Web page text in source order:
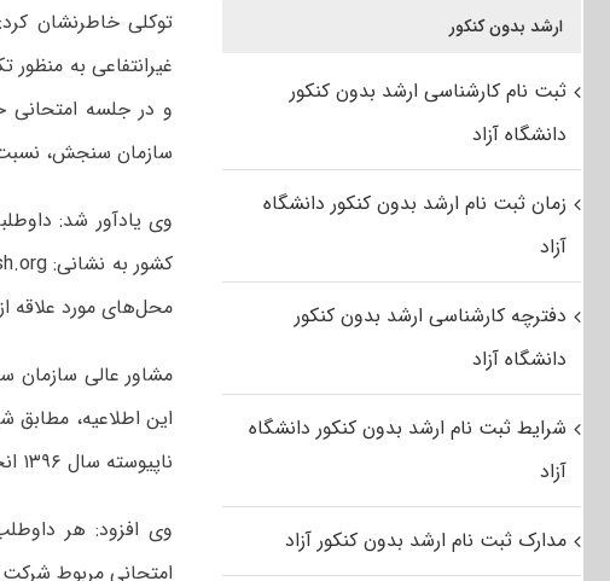
توکلی خاطرنشان
غیرانتفاعی به
سازمان سنجش، نسبت
وی یادآور شد:
محل‌های مورد علاقه
مشاور عالی
ناپیوسته‌ سال‌ ۱۳۹۶ انجام‌ خواهد شد.
وی افزود: هر
امتحانی‌ مربوط
ارشد بدون کنکور
ثبت نام کارشناسی ارشد بدون کنکور
دانشگاه آزاد
زمان ثبت نام ارشد بدون کنکور دانشگاه
آزاد
دفترچه کارشناسی ارشد بدون کنکور
دانشگاه آزاد
شرایط ثبت نام ارشد بدون کنکور دانشگاه
آزاد
مدارک ثبت نام ارشد بدون کنکور آزاد